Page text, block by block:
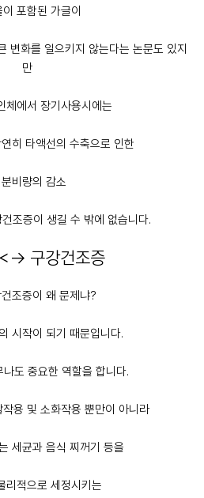
포함된 가글이
변화를 일으키지 않는다는 논문도 있지
만
체에서 장기사용시에는
히 타액선의 수축으로 인한
비량의 감소
조증이 생길 수 밖에 없습니다.
> 구강건조증
조증이 왜 문제냐?
시작이 되기 때문입니다.
도 중요한 역할을 합니다.
용 및 소화작용 뿐만이 아니라
세균과 음식 찌꺼기 등을
리적으로 세정시키는